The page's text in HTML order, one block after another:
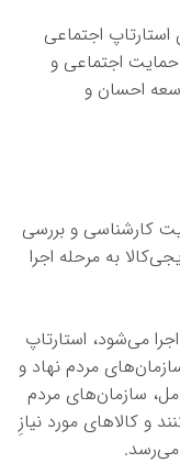
اجتماعی
حمایت اجتماعی و
احسان و
کارشناسی و بررسی
به مرحله اجرا
می‌شود، استارتاپ
مردم نهاد و
سازمان‌های مردم
و کالاهای مورد نیازِ
می‌رسد.